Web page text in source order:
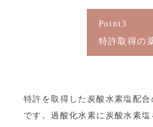
Point3
特許取得の
特許を取得した炭酸水素塩配合
です。過酸化水素に炭酸水素塩